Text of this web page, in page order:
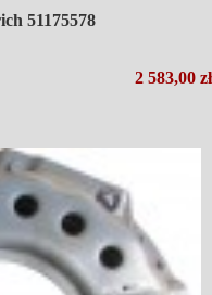
51175578
2 583,00 zł